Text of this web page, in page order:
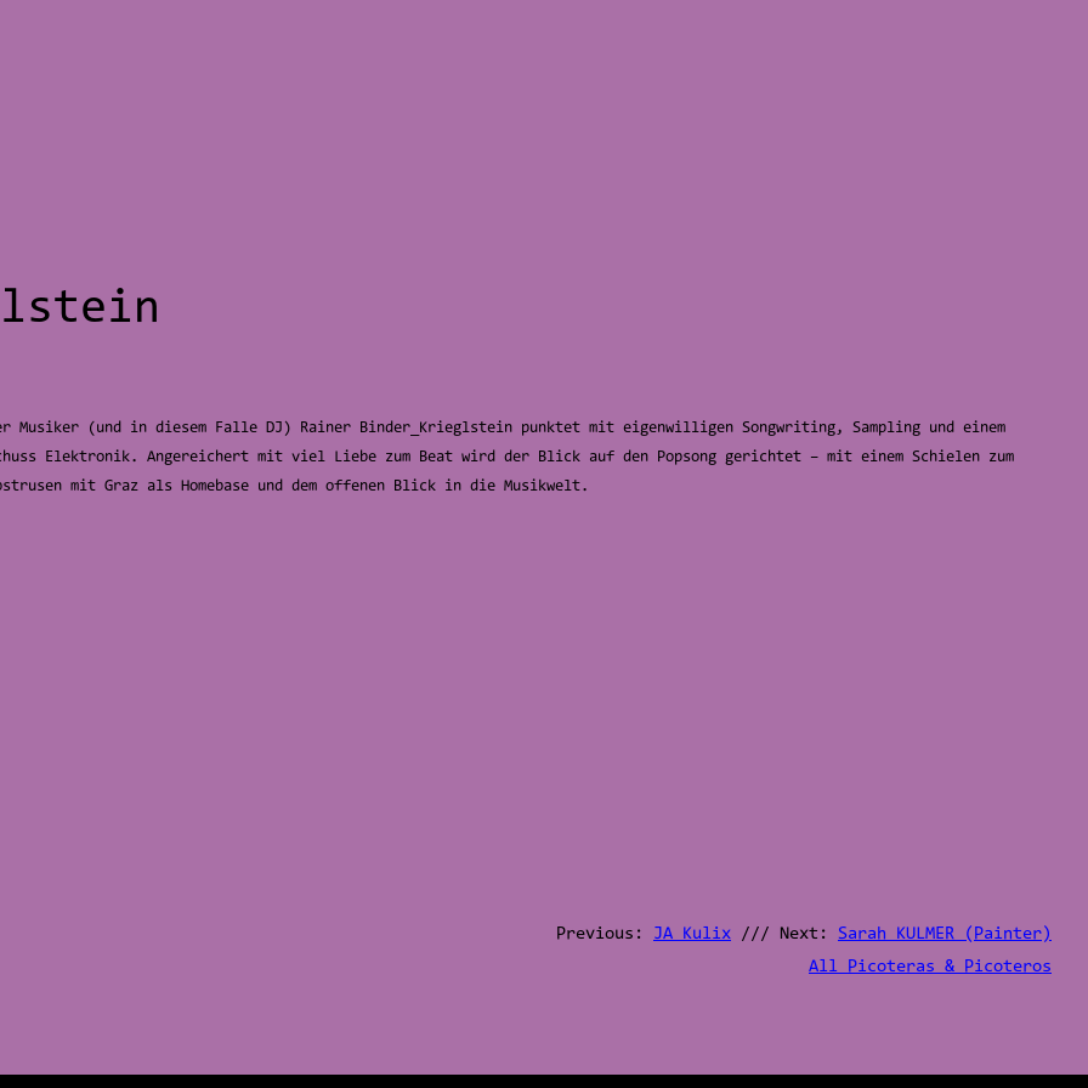
Musiker (und in diesem Falle DJ) Rainer Binder_Krieglstein punktet mit eigenwilligen Songwriting, Sampling und einem
Elektronik. Angereichert mit viel Liebe zum Beat wird der Blick auf den Popsong gerichtet – mit einem Schielen zum
mit Graz als Homebase und dem offenen Blick in die Musikwelt.
Previous: JA Kulix /// Next: Sarah KULMER (Painter)
All Picoteras & Picoteros